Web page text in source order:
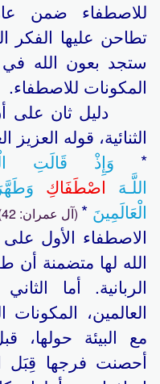
للاصطفاء ضمن
تطاحن عليها الفكر
ستجد بعون الله
المكونات للاصطفاء.
دليل ثان على
الثنائية، قوله العزيز
* وَإِذْ قَالَتِ
اللَّـهَ اصْطَفَاكِ
الْعَالَمِينَ * (آل عمران: 42)
الاصطفاء الأول على
الله لها متضمنة أن
الربانية. أما
العالمين،
مع البيئة حولها،
أحصنت فرجها قِبَل